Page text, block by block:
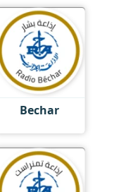
Bechar